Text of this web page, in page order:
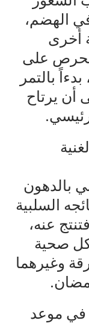
الهضم،
أخرى
على
بالتمر
أن يرتاح
بالدهون
السلبية
عنه،
صحية
وغيرهما
في موعد